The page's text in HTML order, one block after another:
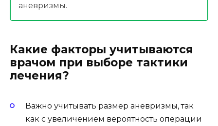
аневризмы.
Какие факторы учитываются
врачом при выборе тактики
лечения?
Важно учитывать размер аневризмы, так
как с увеличением вероятность операции